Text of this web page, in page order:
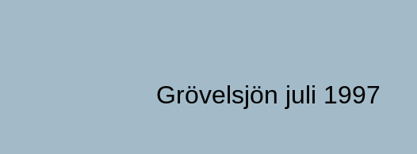
Grövelsjön juli 1997